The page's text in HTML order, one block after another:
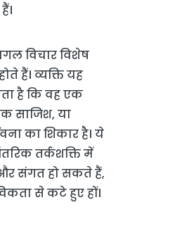
विचार विशेष
हैं। व्यक्ति यह
है कि वह एक
साजिश, या
का शिकार है। ये
तर्कशक्ति में
संगत हो सकते हैं,
से कटे हुए हों।